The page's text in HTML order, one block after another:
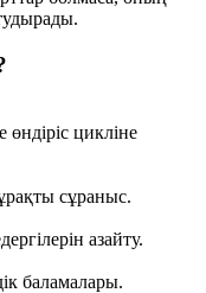
цикліне
сұраныс.
азайту.
баламалары.